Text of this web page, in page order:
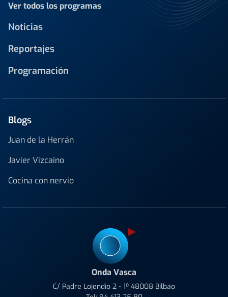
Ver todos los programas
Noticias
Reportajes
Programación
Blogs
Juan de la Herrán
Javier Vizcaino
Cocina con nervio
Onda Vasca
C/ Padre Lojendio 2 - 1º 48008 Bilbao